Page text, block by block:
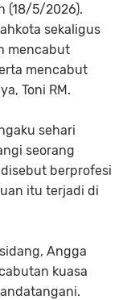
(18/5/2026).
sekaligus
mencabut
mencabut
Toni RM.
sehari
seorang
berprofesi
itu terjadi di
Angga
kuasa